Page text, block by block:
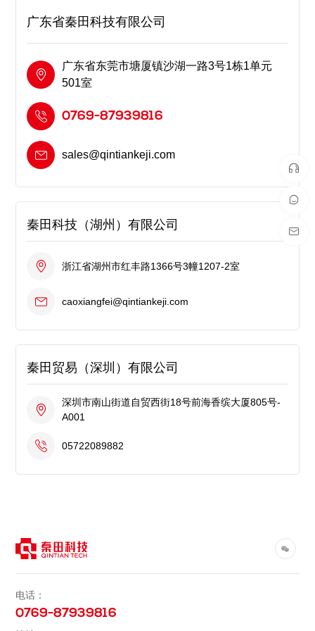
广东省秦田科技有限公司
广东省东莞市塘厦镇沙湖一路3号1栋1单元
501室
0769-87939816
sales@qintiankeji.com
秦田科技（湖州）有限公司
浙江省湖州市红丰路1366号3幢1207-2室
caoxiangfei@qintiankeji.com
秦田贸易（深圳）有限公司
深圳市南山街道自贸西街18号前海香缤大厦805号-
A001
05722089882
电话：
0769-87939816